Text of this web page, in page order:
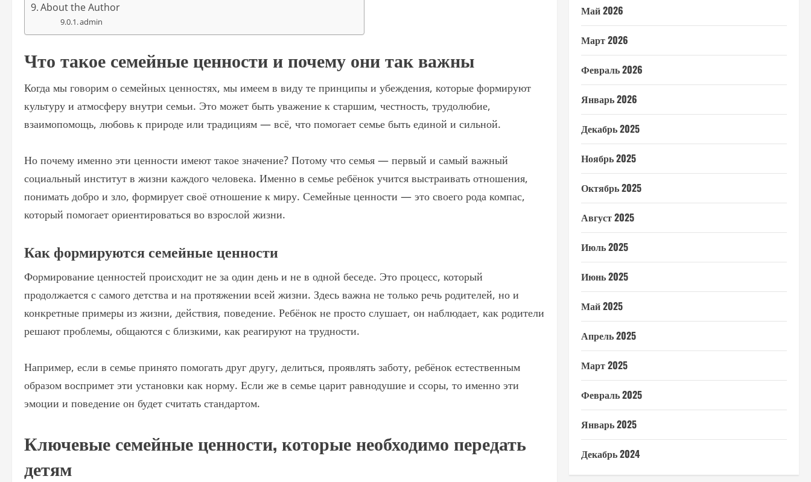
About the Author
admin
Что такое семейные ценности и почему они так важны
Когда мы говорим о семейных ценностях, мы имеем в виду те принципы и убеждения, которые формируют
культуру и атмосферу внутри семьи. Это может быть уважение к старшим, честность, трудолюбие,
взаимопомощь, любовь к природе или традициям — всё, что помогает семье быть единой и сильной.
Но почему именно эти ценности имеют такое значение? Потому что семья — первый и самый важный
социальный институт в жизни каждого человека. Именно в семье ребёнок учится выстраивать отношения,
понимать добро и зло, формирует своё отношение к миру. Семейные ценности — это своего рода компас,
который помогает ориентироваться во взрослой жизни.
Как формируются семейные ценности
Формирование ценностей происходит не за один день и не в одной беседе. Это процесс, который
продолжается с самого детства и на протяжении всей жизни. Здесь важна не только речь родителей, но и
конкретные примеры из жизни, действия, поведение. Ребёнок не просто слушает, он наблюдает, как родители
решают проблемы, общаются с близкими, как реагируют на трудности.
Например, если в семье принято помогать друг другу, делиться, проявлять заботу, ребёнок естественным
образом воспримет эти установки как норму. Если же в семье царит равнодушие и ссоры, то именно эти
эмоции и поведение он будет считать стандартом.
Ключевые семейные ценности, которые необходимо передать
детям
Май 2026
Март 2026
Февраль 2026
Январь 2026
Декабрь 2025
Ноябрь 2025
Октябрь 2025
Август 2025
Июль 2025
Июнь 2025
Май 2025
Апрель 2025
Март 2025
Февраль 2025
Январь 2025
Декабрь 2024